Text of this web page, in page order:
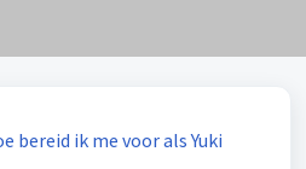
bereid ik me voor als Yuki